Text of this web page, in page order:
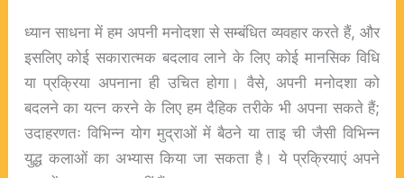
ध्यान साधना में हम अपनी मनोदशा से सम्बंधित व्यवहार करते हैं, और
इसलिए कोई सकारात्मक बदलाव लाने के लिए कोई मानसिक विधि
या प्रक्रिया अपनाना ही उचित होगा। वैसे, अपनी मनोदशा को
बदलने का यत्न करने के लिए हम दैहिक तरीके भी अपना सकते हैं;
उदाहरणतः विभिन्न योग मुद्राओं में बैठने या ताइ ची जैसी विभिन्न
युद्ध कलाओं का अभ्यास किया जा सकता है। ये प्रक्रियाएं अपने